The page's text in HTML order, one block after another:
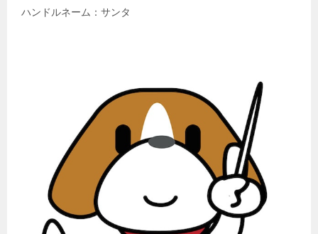
ハンドルネーム：サンタ